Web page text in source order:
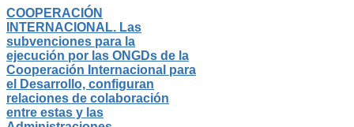
COOPERACIÓN
INTERNACIONAL. Las
subvenciones para la
ejecución por las ONGDs de la
Cooperación Internacional para
el Desarrollo, configuran
relaciones de colaboración
entre estas y las